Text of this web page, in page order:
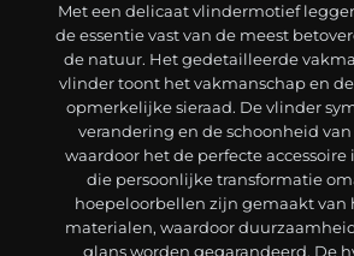
Met een delicaat vlindermotief
de essentie vast van de meest
de natuur. Het gedetailleerde
vlinder toont het vakmanschap en
opmerkelijke sieraad. De vlinder
verandering en de schoonheid van
waardoor het de perfecte accessoire
die persoonlijke transformatie
hoepeloorbellen zijn gemaakt van
materialen, waardoor
glans worden gegarandeerd. De